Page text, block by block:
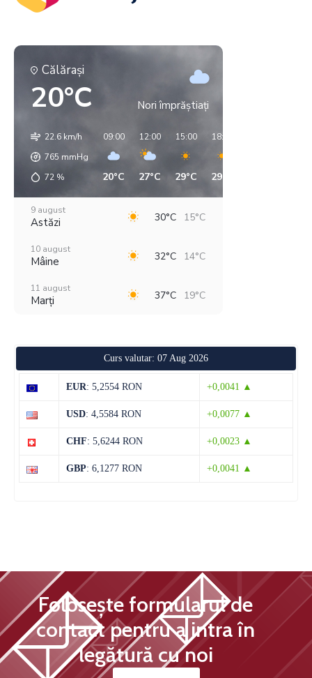
Călăraşi
20°C Nori împrăștiați
22.6 km/h
765 mmHg
72 %
09:00
20°C
12:00
27°C
15:00
29°C
18:00
29°C
9 august
Astăzi 30°C 15°C
10 august
Mâine 32°C 14°C
11 august
Marți 37°C 19°C
28°C 13°C
Vineri
15 august
Curs valutar: 07 Aug 2026
EUR: 5,2554 RON +0,0041 ▲
USD: 4,5584 RON +0,0077 ▲
CHF: 5,6244 RON +0,0023 ▲
GBP: 6,1277 RON +0,0041 ▲
Folosește formularul de
contact pentru a intra în
legătură cu noi